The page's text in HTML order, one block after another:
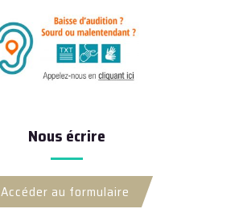
Nous écrire
Accéder au formulaire